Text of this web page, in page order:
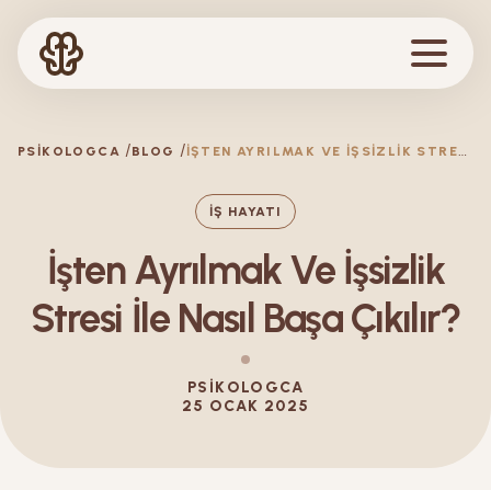
PSIKOLOGCA BLOG İ
ŞTEN AYRILMAK VE İŞSIZLIK STRESI İLE NASIL BAŞA ÇIKILIR?
İŞ HAYATI
İşten Ayrılmak Ve İşsizlik
Stresi İle Nasıl Başa Çıkılır?
PSIKOLOGCA
25 OCAK 2025